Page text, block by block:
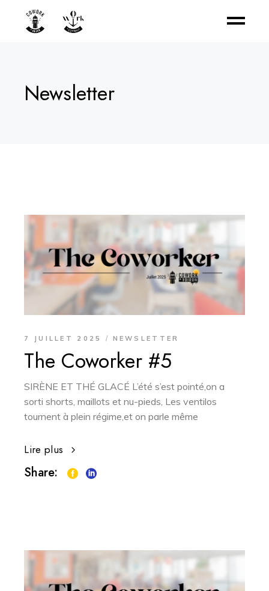
Newsletter
7 JUILLET 2025 NEWSLETTER
The Coworker #5
SIRÈNE ET THÉ GLACÉ L’été s’est pointé,on a
sorti shorts, maillots et nu-pieds, Les ventilos
tournent à plein régime,et on parle même
Lire plus
Share: